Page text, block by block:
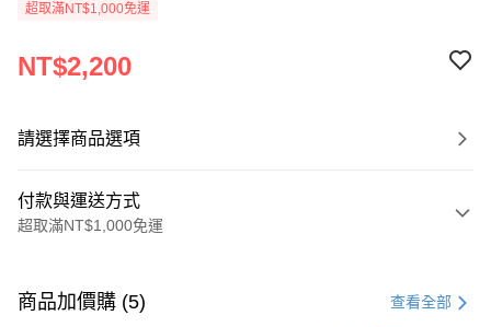
超取滿NT$1,000免運
NT$2,200
請選擇商品選項
付款與運送方式
超取滿NT$1,000免運
信用卡一次付款
商品加價購 (5) 查看全部